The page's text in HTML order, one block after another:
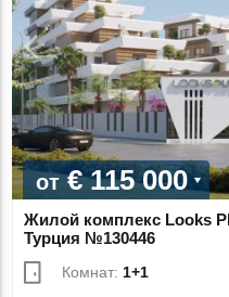
от€ 115 000
Жилой комплекс Looks
Турция №130446
Комнат: 1+1